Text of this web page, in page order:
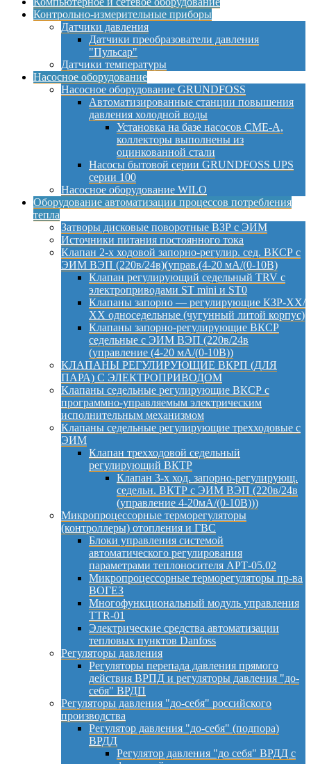
Контрольно-измерительные приборы
Датчики давления
Датчики преобразователи давления
"Пульсар"
Датчики температуры
Насосное оборудование
Насосное оборудование GRUNDFOSS
Автоматизированные станции повышения
давления холодной воды
Установка на базе насосов CME-A,
коллекторы выполнены из
оцинкованной стали
Насосы бытовой серии GRUNDFOSS UPS
серии 100
Насосное оборудование WILO
Оборудование автоматизации процессов потребления
тепла
Затворы дисковые поворотные ВЗР с ЭИМ
Источники питания постоянного тока
Клапан 2-х ходовой запорно-регулир. сед. ВКСР с
ЭИМ ВЭП (220в/24в)(управ.(4-20 мА/(0-10В)
Клапан регулирующий седельный TRV с
электроприводами ST mini и ST0
Клапаны запорно — регулирующие КЗР-ХХ/
ХХ односедельные (чугунный литой корпус)
Клапаны запорно-регулирующие ВКСР
седельные с ЭИМ ВЭП (220в/24в
(управление (4-20 мА/(0-10В))
КЛАПАНЫ РЕГУЛИРУЮЩИЕ ВКРП (ДЛЯ
ПАРА) С ЭЛЕКТРОПРИВОДОМ
Клапаны седельные регулирующие ВКСР с
программно-управляемым электрическим
исполнительным механизмом
Клапаны седельные регулирующие трехходовые с
ЭИМ
Клапан трехходовой седельный
регулирующий ВКТР
Клапан 3-х ход. запорно-регулирующ.
седельн. ВКТР с ЭИМ ВЭП (220в/24в
(управление 4-20мА/(0-10В)))
Микропроцессорные терморегуляторы
(контроллеры) отопления и ГВС
Блоки управления системой
автоматического регулирования
параметрами теплоносителя АРТ-05.02
Микропроцессорные терморегуляторы пр-ва
ВОГЕЗ
Многофункциональный модуль управления
TTR-01
Электрические средства автоматизации
тепловых пунктов Danfoss
Регуляторы давления
Регуляторы перепада давления прямого
действия ВРПД и регуляторы давления "до-
себя" ВРДП
Регуляторы давления "до-себя" российского
производства
Регулятор давления "до-себя" (подпора)
ВРДД
Регулятор давления "до себя" ВРДД с